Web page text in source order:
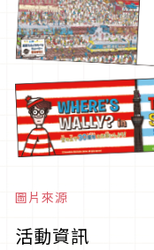
圖片來源
活動資訊